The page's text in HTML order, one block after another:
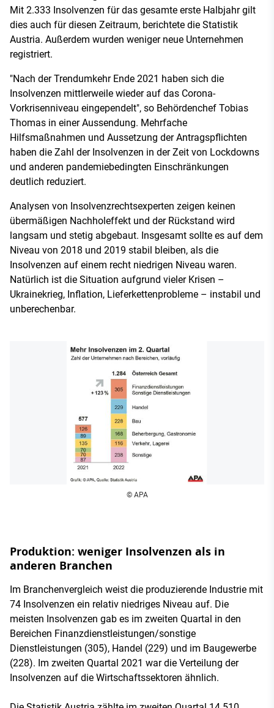
Mit 2.333 Insolvenzen für das gesamte erste Halbjahr gilt
dies auch für diesen Zeitraum, berichtete die Statistik
Austria. Außerdem wurden weniger neue Unternehmen
registriert.
"Nach der Trendumkehr Ende 2021 haben sich die
Insolvenzen mittlerweile wieder auf das Corona-
Vorkrisenniveau eingependelt", so Behördenchef Tobias
Thomas in einer Aussendung. Mehrfache
Hilfsmaßnahmen und Aussetzung der Antragspflichten
haben die Zahl der Insolvenzen in der Zeit von Lockdowns
und anderen pandemiebedingten Einschränkungen
deutlich reduziert.
Analysen von Insolvenzrechtsexperten zeigen keinen
übermäßigen Nachholeffekt und der Rückstand wird
langsam und stetig abgebaut. Insgesamt sollte es auf dem
Niveau von 2018 und 2019 stabil bleiben, als die
Insolvenzen auf einem recht niedrigen Niveau waren.
Natürlich ist die Situation aufgrund vieler Krisen –
Ukrainekrieg, Inflation, Lieferkettenprobleme – instabil und
unberechenbar.
© APA
Produktion: weniger Insolvenzen als in
anderen Branchen
Im Branchenvergleich weist die produzierende Industrie mit
74 Insolvenzen ein relativ niedriges Niveau auf. Die
meisten Insolvenzen gab es im zweiten Quartal in den
Bereichen Finanzdienstleistungen/sonstige
Dienstleistungen (305), Handel (229) und im Baugewerbe
(228). Im zweiten Quartal 2021 war die Verteilung der
Insolvenzen auf die Wirtschaftssektoren ähnlich.